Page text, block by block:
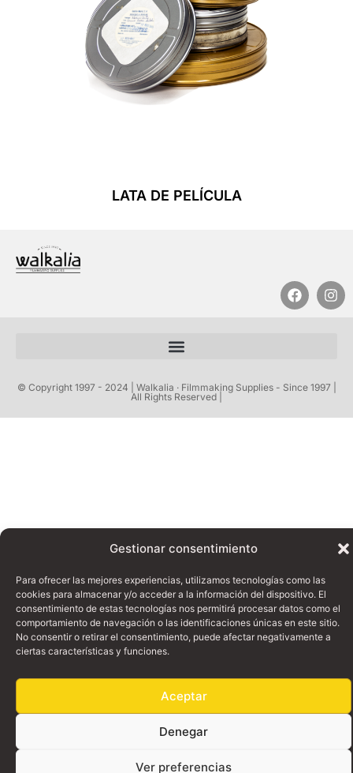
Gestionar consentimiento
Para ofrecer las mejores experiencias, utilizamos tecnologías como las
cookies para almacenar y/o acceder a la información del dispositivo. El
consentimiento de estas tecnologías nos permitirá procesar datos como el
comportamiento de navegación o las identificaciones únicas en este sitio.
No consentir o retirar el consentimiento, puede afectar negativamente a
ciertas características y funciones.
Aceptar
Denegar
Ver preferencias
LATA DE PELÍCULA
© Copyright 1997 - 2024 | Walkalia · Filmmaking Supplies - Since 1997 |
All Rights Reserved |